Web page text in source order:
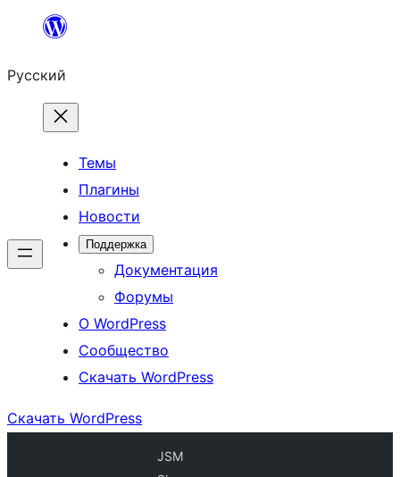
Перейти
содержимому
Русский
Темы
Плагины
Новости
Поддержка
Документация
Форумы
О WordPress
Сообщество
Скачать WordPress
Скачать WordPress
JSM